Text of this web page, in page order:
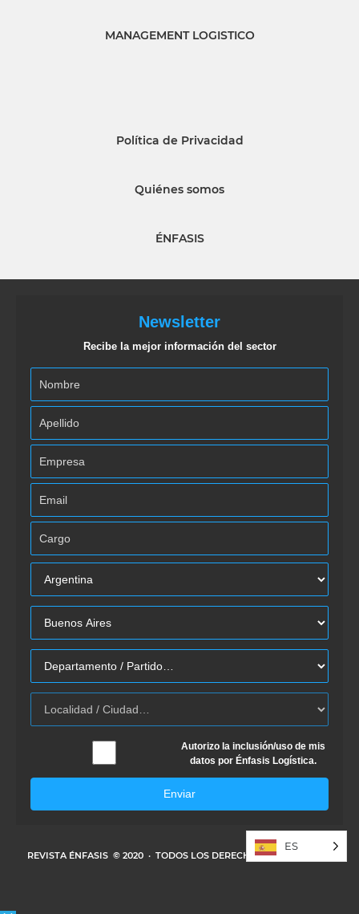
MANAGEMENT LOGISTICO
Política de Privacidad
Quiénes somos
ÉNFASIS
Newsletter
Recibe la mejor información del sector
Autorizo la inclusión/uso de mis
datos por Énfasis Logística.
Enviar
REVISTA ÉNFASIS © 2020 · TODOS LOS DERECHOS RESERVADOS
ES